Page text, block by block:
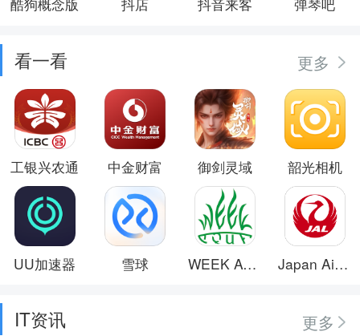
看一看 更多
工银兴农通 中金财富 御剑灵域 韶光相机
UU加速器 雪球 WEEK AQUA Japan Airlines
IT资讯
更多